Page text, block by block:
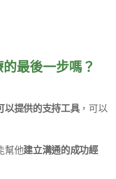
最後一步嗎？
以提供的支持工具，可以
幫他建立溝通的成功經